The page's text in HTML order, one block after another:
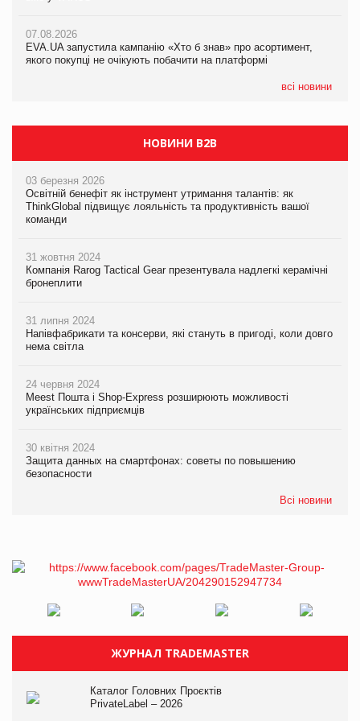
07.08.2026
EVA.UA запустила кампанію «Хто б знав» про асортимент,
якого покупці не очікують побачити на платформі
всі новини
05.08.2026
Мережа супермаркетів VARUS купує мережу магазинів
НОВИНИ B2B
03 березня 2026
Освітній бенефіт як інструмент утримання талантів: як
ThinkGlobal підвищує лояльність та продуктивність вашої
команди
31 жовтня 2024
Компанія Rarog Tactical Gear презентувала надлегкі керамічні
бронеплити
31 липня 2024
Напівфабрикати та консерви, які стануть в пригоді, коли довго
нема світла
24 червня 2024
Meest Пошта і Shop-Express розширюють можливості
українських підприємців
30 квітня 2024
Защита данных на смартфонах: советы по повышению
безопасности
Всі новини
ЖУРНАЛ TRADEMASTER
Каталог Головних Проєктів
PrivateLabel – 2026